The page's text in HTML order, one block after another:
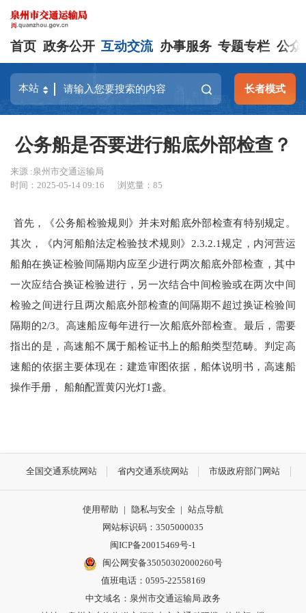
首页 政务公开 互动交流 办事服务 专题专栏 公众
长者模式
公务船是否要进行船底外部检查？
来源 :泉州市交通运输局
时间：2025-05-14 09:16
浏览量：85
首先，《公务船检验规则》并未对船底外部检查有特别规定。
其次，《内河船舶法定检验技术规则》2.3.2.1规定，内河营运
船舶在换证检验间隔期内应至少进行两次船底外部检查，其中
一次应结合换证检验进行，另一次结合中间检验或在两次中间
检验之间进行且两次船底外部检查的间隔期不超过换证检验间
隔期的2/3。高速船应每年进行一次船底外部检查。最后，需要
指出的是，高速船不属于船检证书上的船舶类型范畴。判定高
速船的依据主要体现在：建造审图依据，船体说明书，高速船
操作手册， 船舶配置黄闪光灯1盏。
全国交通系统网站 省内交通系统网站 市级政府部门网站
使用帮助 | 隐私与安全 | 站点导航
网站标识码：3505000035
闽ICP备20015469号-1
闽公网安备35050302000260号
值班电话：0595-22558169
中文域名：泉州市交通运输局.政务